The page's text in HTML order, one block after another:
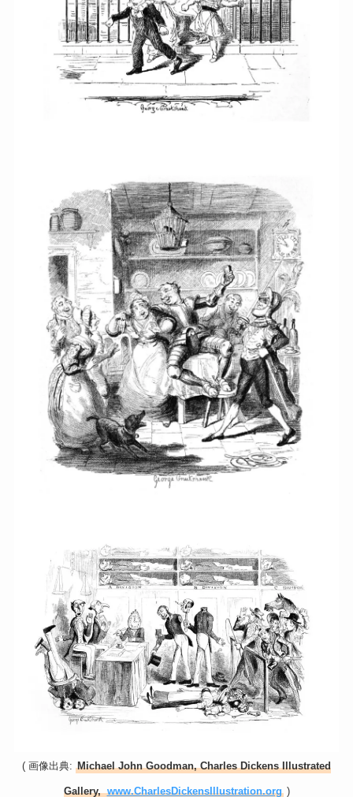
( 画像出典: Michael John Goodman, Charles Dickens Illustrated
Gallery, www.CharlesDickensIllustration.org)